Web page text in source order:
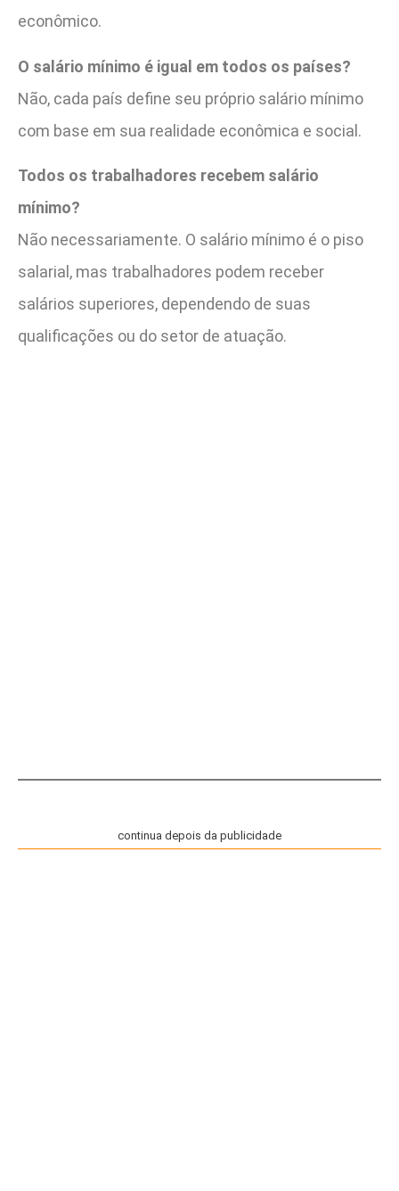
econômico.
O salário mínimo é igual em todos os países?
Não, cada país define seu próprio salário mínimo
com base em sua realidade econômica e social.
Todos os trabalhadores recebem salário
mínimo?
Não necessariamente. O salário mínimo é o piso
salarial, mas trabalhadores podem receber
salários superiores, dependendo de suas
qualificações ou do setor de atuação.
continua depois da publicidade